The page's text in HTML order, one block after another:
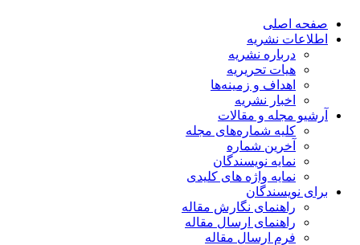
صفحه اصلی
اطلاعات نشریه
درباره نشریه
هیات تحریریه
اهداف و زمینه‌ها
اخبار نشریه
آرشیو مجله و مقالات
کلیه شماره‌های مجله
آخرین شماره
نمایه نویسندگان
نمایه واژه های کلیدی
برای نویسندگان
راهنمای نگارش مقاله
راهنمای ارسال مقاله
فرم ارسال مقاله